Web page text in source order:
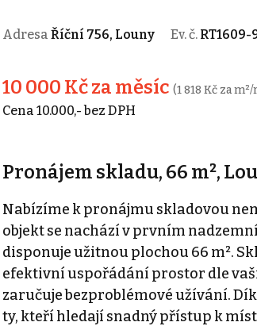
Adresa Říční 756, Louny Ev. č. RT1609-
10 000 Kč za měsíc (1 818 Kč za
Cena 10.000,- bez DPH
Pronájem skladu, 66 m²,
Nabízíme k pronájmu skladovou
objekt se nachází v prvním
disponuje užitnou plochou 66 m².
efektivní uspořádání prostor dle
zaručuje bezproblémové užívání.
ty, kteří hledají snadný přístup k